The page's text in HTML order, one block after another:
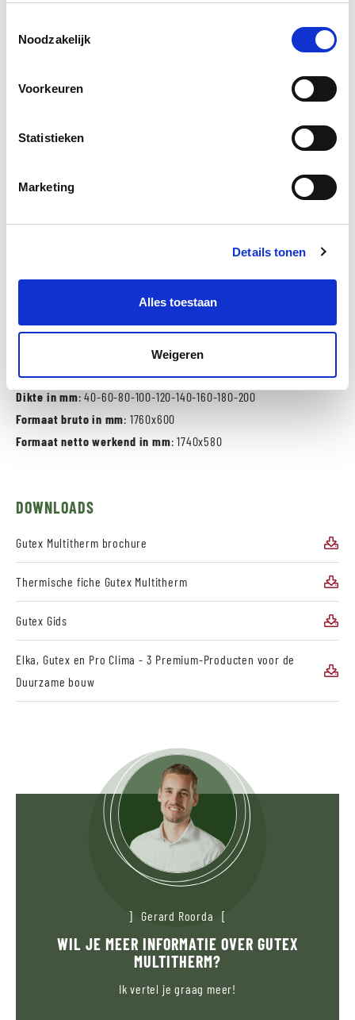
Noodzakelijk
Voorkeuren
Statistieken
Marketing
Details tonen
Alles toestaan
Weigeren
Uitstekende warmte-accumulatievermogen (specifieke
warmtecapaciteit 2100 J/kgK) → goede bescherming tegen
de zomerse hitte (faseverschuiving) en koude in de winter
(Warmtegeleiding - theoretische waarde λD 0,040 W/mK)
Dampopen (dampdiffusie 4μ) en vochtregulerend
Recycleerbaar
VRAAG EEN GRATIS MONSTERSTUK AAN
Dikte in mm: 40-60-80-100-120-140-160-180-200
Formaat bruto in mm: 1760x600
Formaat netto werkend in mm: 1740x580
DOWNLOADS
Gutex Multitherm brochure
Thermische fiche Gutex Multitherm
Gutex Gids
Elka, Gutex en Pro Clima - 3 Premium-Producten voor de
Duurzame bouw
Gerard Roorda
WIL JE MEER INFORMATIE OVER GUTEX
MULTITHERM?
Ik vertel je graag meer!